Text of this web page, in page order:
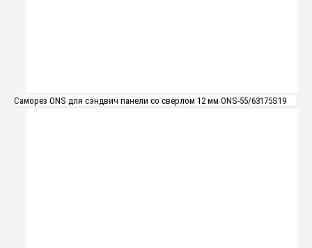
Саморез ONS для сэндвич панели со сверлом 12 мм ONS-55/63175S19